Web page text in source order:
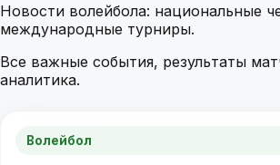
Новости волейбола: национальные
международные турниры.
Все важные события, результаты
аналитика.
Волейбол